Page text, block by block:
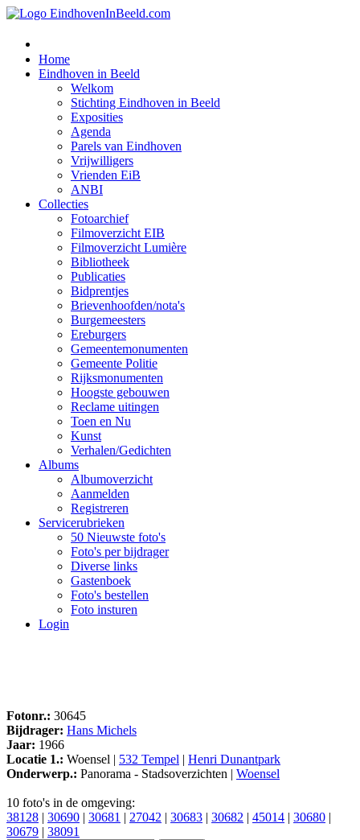
Home
Eindhoven in Beeld
Welkom
Stichting Eindhoven in Beeld
Exposities
Agenda
Parels van Eindhoven
Vrijwilligers
Vrienden EiB
ANBI
Collecties
Fotoarchief
Filmoverzicht EIB
Filmoverzicht Lumière
Bibliotheek
Publicaties
Bidprentjes
Brievenhoofden/nota's
Burgemeesters
Ereburgers
Gemeentemonumenten
Gemeente Politie
Rijksmonumenten
Hoogste gebouwen
Reclame uitingen
Toen en Nu
Kunst
Verhalen/Gedichten
Albums
Albumoverzicht
Aanmelden
Registreren
Servicerubrieken
50 Nieuwste foto's
Foto's per bijdrager
Diverse links
Gastenboek
Foto's bestellen
Foto insturen
Login
Fotonr.: 30645
Bijdrager: Hans Michels
Jaar: 1966
Locatie 1.: Woensel | 532 Tempel | Henri Dunantpark
Onderwerp.: Panorama - Stadsoverzichten | Woensel
10 foto's in de omgeving:
38128 | 30690 | 30681 | 27042 | 30683 | 30682 | 45014 | 30680 |
30679 | 38091